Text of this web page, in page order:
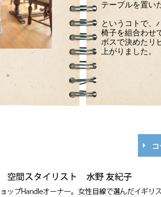
テーブルを置い
というコトで、
椅子を組合わせ
ボスで決めたリ
上がりました。